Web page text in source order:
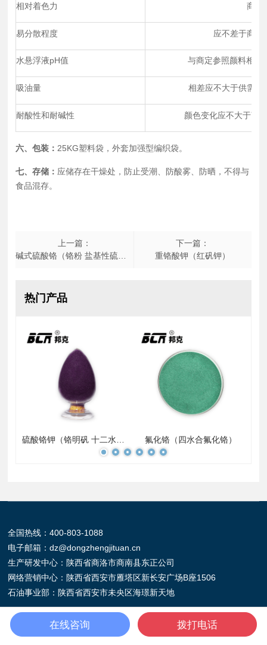
相对着色力 商定
易分散程度 应不差于商定
水悬浮液pH值 与商定参照颜料相差
吸油量 相差应不大于供需双
耐酸性和耐碱性 颜色变化应不大于商
六、包装： 25KG塑料袋，外套加强型编织袋。
七、存储： 应储存在干燥处，防止受潮、防酸雾、防晒，不得与
食品混存。
上一篇：
下一篇：
重铬酸钾（红矾钾）
热门产品
氟化铬（四水合氟化铬）
全国热线：400-803-1088
电子邮箱：dz@dongzhengjituan.cn
生产研发中心：陕西省商洛市商南县东正公司
网络营销中心：陕西省西安市雁塔区新长安广场B座1506
石油事业部：陕西省西安市未央区海璟新天地
微信公众号在线咨询 拨打电话